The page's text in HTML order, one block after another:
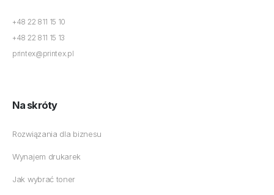
+48 22 811 15 10
+48 22 811 15 13
printex@printex.pl
Na skróty
Rozwiązania dla biznesu
Wynajem drukarek
Jak wybrać toner